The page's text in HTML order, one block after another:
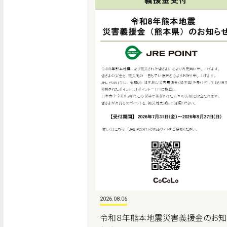
2026.08.06
令和８年熊本地震災害義援金のお知